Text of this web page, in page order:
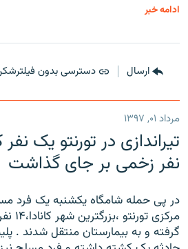
ادامه خبر
ارسال دسترسی بدون
مرداد ۰۱, ۱۳۹۷
نفر زخمی بر جای گذاشت
در پی حمله شامگاه یکشنبه یک فرد
گرفته و به بیمارستان منتقل شدند .